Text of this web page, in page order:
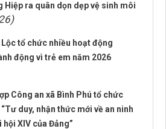
Hiệp ra quân dọn dẹp vệ sinh môi
tổ chức nhiều hoạt động
động vì trẻ em năm 2026
Công an xã Bình Phú tổ chức
duy, nhận thức mới về an ninh
XIV của Đảng”